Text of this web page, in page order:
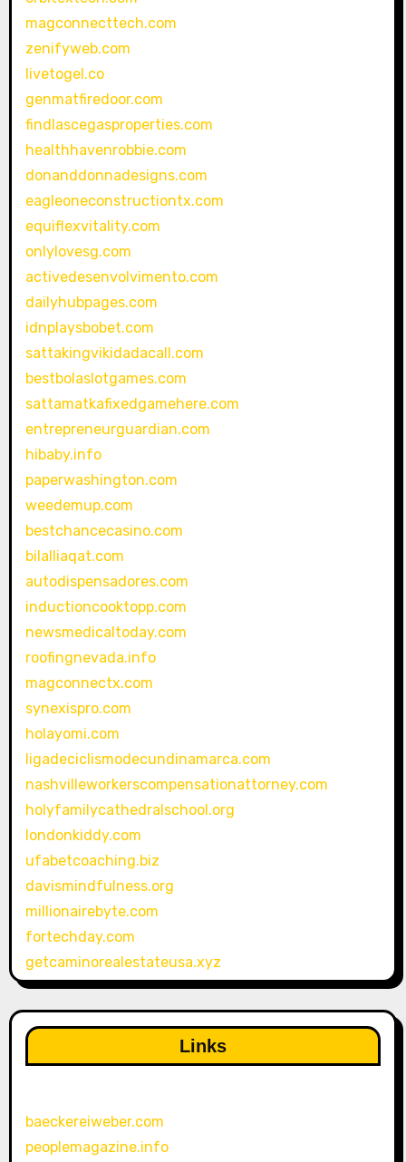
magconnecttech.com
zenifyweb.com
livetogel.co
genmatfiredoor.com
findlascegasproperties.com
healthhavenrobbie.com
donanddonnadesigns.com
eagleoneconstructiontx.com
equiflexvitality.com
onlylovesg.com
activedesenvolvimento.com
dailyhubpages.com
idnplaysbobet.com
sattakingvikidadacall.com
bestbolaslotgames.com
sattamatkafixedgamehere.com
entrepreneurguardian.com
hibaby.info
paperwashington.com
weedemup.com
bestchancecasino.com
bilalliaqat.com
autodispensadores.com
inductioncooktopp.com
newsmedicaltoday.com
roofingnevada.info
magconnectx.com
synexispro.com
holayomi.com
ligadeciclismodecundinamarca.com
nashvilleworkerscompensationattorney.com
holyfamilycathedralschool.org
londonkiddy.com
ufabetcoaching.biz
davismindfulness.org
millionairebyte.com
fortechday.com
getcaminorealestateusa.xyz
Links
baeckereiweber.com
peoplemagazine.info